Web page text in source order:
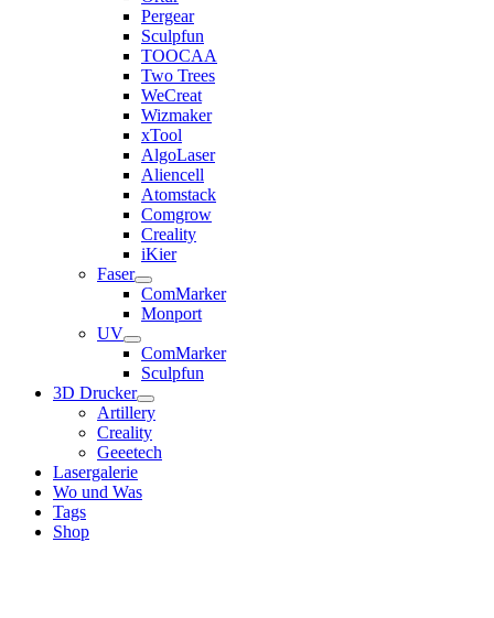
Pergear
Sculpfun
TOOCAA
Two Trees
WeCreat
Wizmaker
xTool
AlgoLaser
Aliencell
Atomstack
Comgrow
Creality
iKier
Faser
ComMarker
Monport
UV
ComMarker
Sculpfun
3D Drucker
Artillery
Creality
Geeetech
Lasergalerie
Wo und Was
Tags
Shop